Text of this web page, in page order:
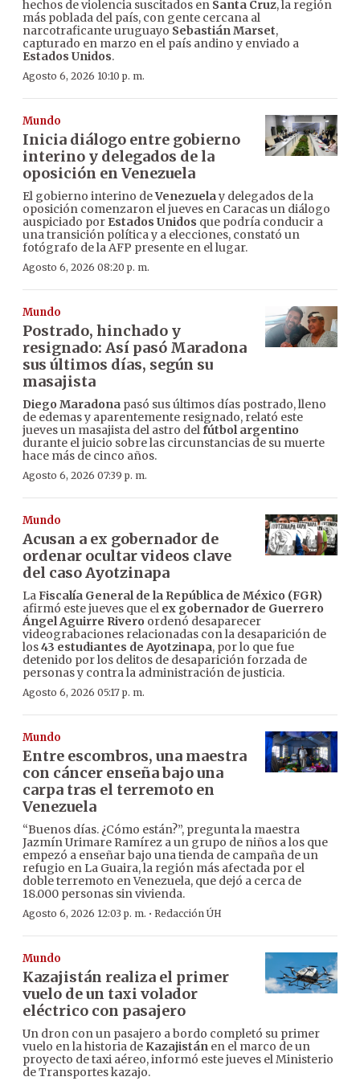
hechos de violencia suscitados en Santa Cruz, la región
más poblada del país, con gente cercana al
narcotraficante uruguayo Sebastián Marset,
capturado en marzo en el país andino y enviado a
Estados Unidos.
Agosto 6, 2026 10:10 p. m.
Mundo
Inicia diálogo entre gobierno
interino y delegados de la
oposición en Venezuela
El gobierno interino deVenezuelay delegados de la
oposición comenzaron el jueves en Caracas un diálogo
auspiciado por Estados Unidos que podría conducir a
una transición política y a elecciones, constató un
fotógrafo de la AFP presente en el lugar.
Agosto 6, 2026 08:20 p. m.
Mundo
Postrado, hinchado y
resignado: Así pasó Maradona
sus últimos días, según su
masajista
Diego Maradona pasó sus últimos días postrado, lleno
de edemas y aparentemente resignado, relató este
jueves un masajista del astro delfútbol argentino
durante el juicio sobre las circunstancias de su muerte
hace más de cinco años.
Agosto 6, 2026 07:39 p. m.
Mundo
Acusan a ex gobernador de
ordenar ocultar videos clave
del caso Ayotzinapa
LaFiscalía General de la República de México (FGR)
afirmó este jueves que el ex gobernador de Guerrero
Ángel Aguirre Rivero ordenó desaparecer
videograbaciones relacionadas con la desaparición de
los43 estudiantes de Ayotzinapa, por lo que fue
detenido por los delitos de desaparición forzada de
personas y contra la administración de justicia.
Agosto 6, 2026 05:17 p. m.
Mundo
Entre escombros, una maestra
con cáncer enseña bajo una
carpa tras el terremoto en
Venezuela
“Buenos días. ¿Cómo están?”, pregunta la maestra
Jazmín Urimare Ramírez a un grupo de niños a los que
empezó a enseñar bajo una tienda de campaña de un
refugio en La Guaira, la región más afectada por el
doble terremoto en Venezuela, que dejó a cerca de
18.000 personas sin vivienda.
Agosto 6, 2026 12:03 p. m. · Redacción ÚH
Mundo
Kazajistán realiza el primer
vuelo de un taxi volador
eléctrico con pasajero
Un dron con un pasajero a bordo completó su primer
vuelo en la historia de Kazajistán en el marco de un
proyecto de taxi aéreo, informó este jueves el Ministerio
de Transportes kazajo.